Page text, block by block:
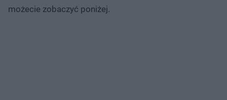
możecie zobaczyć poniżej.